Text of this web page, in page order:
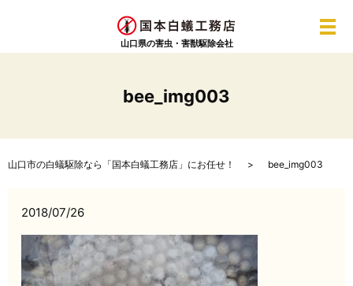
メ
山口県の害虫・害獣駆除会社
bee_img003
山口市の白蟻駆除なら「国本白蟻工務店」にお任せ！ bee_img003
2018/07/26